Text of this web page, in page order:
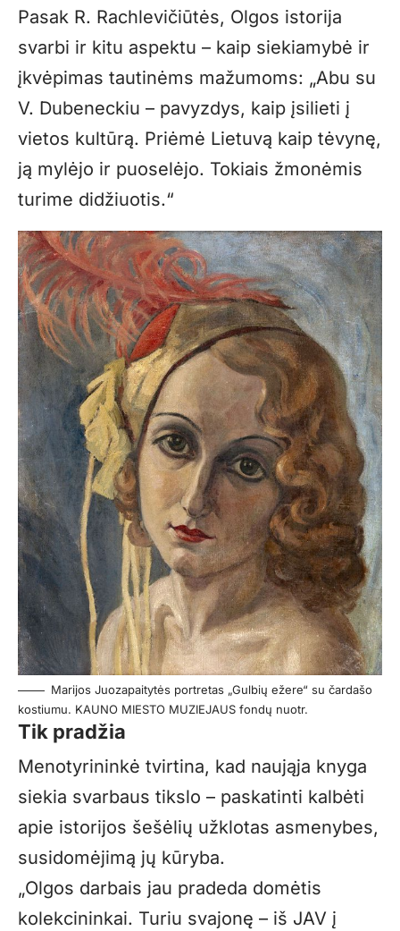
Pasak R. Rachlevičiūtės, Olgos istorija
svarbi ir kitu aspektu – kaip siekiamybė ir
įkvėpimas tautinėms mažumoms: „Abu su
V. Dubeneckiu – pavyzdys, kaip įsilieti į
vietos kultūrą. Priėmė Lietuvą kaip tėvynę,
ją mylėjo ir puoselėjo. Tokiais žmonėmis
turime didžiuotis.“
Marijos Juozapaitytės portretas „Gulbių ežere“ su čardašo
kostiumu. KAUNO MIESTO MUZIEJAUS fondų nuotr.
Tik pradžia
Menotyrininkė tvirtina, kad naująja knyga
siekia svarbaus tikslo – paskatinti kalbėti
apie istorijos šešėlių užklotas asmenybes,
susidomėjimą jų kūryba.
„Olgos darbais jau pradeda domėtis
kolekcininkai. Turiu svajonę – iš JAV į